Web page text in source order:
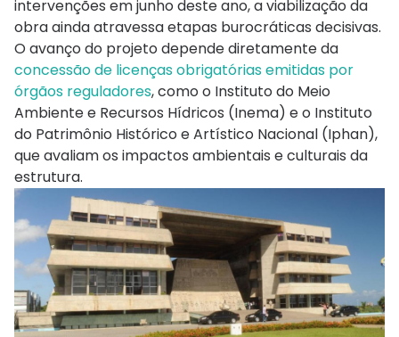
intervenções em junho deste ano, a viabilização da
obra ainda atravessa etapas burocráticas decisivas.
O avanço do projeto depende diretamente da
concessão de licenças obrigatórias emitidas por
órgãos reguladores, como o Instituto do Meio
Ambiente e Recursos Hídricos (Inema) e o Instituto
do Patrimônio Histórico e Artístico Nacional (Iphan),
que avaliam os impactos ambientais e culturais da
estrutura.